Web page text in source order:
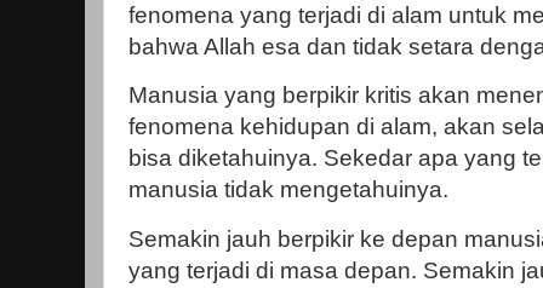
fenomena yang terjadi di alam untuk
bahwa Allah esa dan tidak setara
Manusia yang berpikir kritis akan
fenomena kehidupan di alam, akan
bisa diketahuinya. Sekedar apa yang
manusia tidak mengetahuinya.
Semakin jauh berpikir ke depan
yang terjadi di masa depan. Semakin